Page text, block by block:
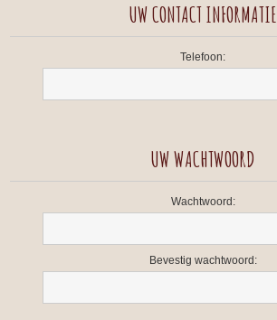
UW CONTACT INFORMATIE
Telefoon:
UW WACHTWOORD
Wachtwoord:
Bevestig wachtwoord: